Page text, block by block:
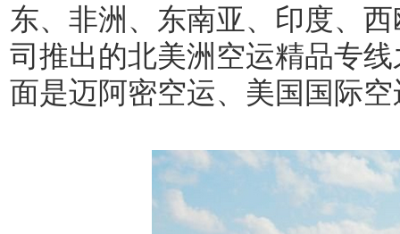
东、非洲、东南亚、印度、
司推出的北美洲空运精品专
面是迈阿密空运、美国国际